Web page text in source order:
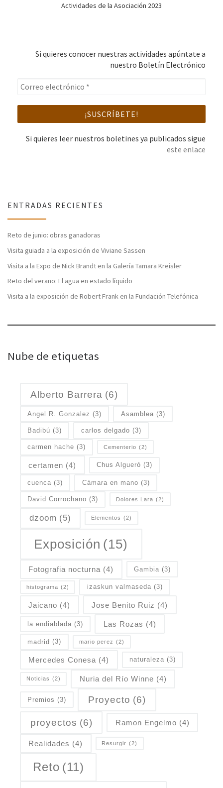
Actividades de la Asociación 2023
Si quieres conocer nuestras actividades apúntate a
nuestro Boletín Electrónico
Si quieres leer nuestros boletines ya publicados sigue
este enlace
ENTRADAS RECIENTES
Reto de junio: obras ganadoras
Visita guiada a la exposición de Viviane Sassen
Visita a la Expo de Nick Brandt en la Galería Tamara Kreisler
Reto del verano: El agua en estado líquido
Visita a la exposición de Robert Frank en la Fundación Telefónica
Nube de etiquetas
Alberto Barrera (6)
Angel R. Gonzalez (3) Asamblea (3)
Badibú (3) carlos delgado (3)
carmen hache (3) Cementerio (2)
certamen (4) Chus Algueró (3)
cuenca (3) Cámara en mano (3)
David Corrochano (3) Dolores Lara (2)
dzoom (5) Elementos (2)
Exposición (15)
Fotografia nocturna (4) Gambia (3)
histograma (2) izaskun valmaseda (3)
Jaicano (4) Jose Benito Ruiz (4)
la endiablada (3) Las Rozas (4)
madrid (3) mario perez (2)
Mercedes Conesa (4) naturaleza (3)
Noticias (2) Nuria del Río Winne (4)
Premios (3) Proyecto (6)
proyectos (6) Ramon Engelmo (4)
Realidades (4) Resurgir (2)
Reto (11)